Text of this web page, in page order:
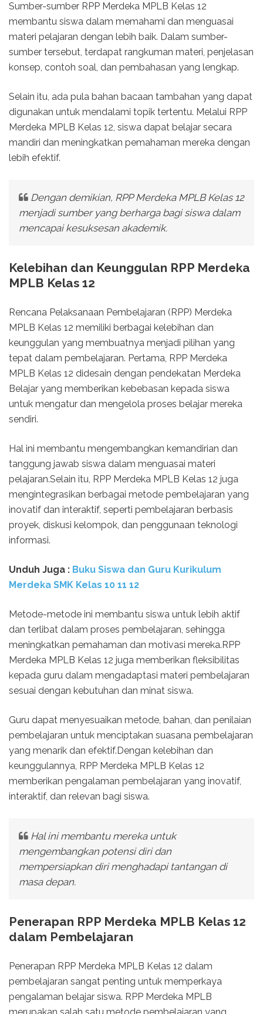
Sumber-sumber RPP Merdeka MPLB Kelas 12
membantu siswa dalam memahami dan menguasai
materi pelajaran dengan lebih baik. Dalam sumber-
sumber tersebut, terdapat rangkuman materi, penjelasan
konsep, contoh soal, dan pembahasan yang lengkap.
Selain itu, ada pula bahan bacaan tambahan yang dapat
digunakan untuk mendalami topik tertentu. Melalui RPP
Merdeka MPLB Kelas 12, siswa dapat belajar secara
mandiri dan meningkatkan pemahaman mereka dengan
lebih efektif.
Dengan demikian, RPP Merdeka MPLB Kelas 12
menjadi sumber yang berharga bagi siswa dalam
mencapai kesuksesan akademik.
Kelebihan dan Keunggulan RPP Merdeka
MPLB Kelas 12
Rencana Pelaksanaan Pembelajaran (RPP) Merdeka
MPLB Kelas 12 memiliki berbagai kelebihan dan
keunggulan yang membuatnya menjadi pilihan yang
tepat dalam pembelajaran. Pertama, RPP Merdeka
MPLB Kelas 12 didesain dengan pendekatan Merdeka
Belajar yang memberikan kebebasan kepada siswa
untuk mengatur dan mengelola proses belajar mereka
sendiri.
Hal ini membantu mengembangkan kemandirian dan
tanggung jawab siswa dalam menguasai materi
pelajaran.Selain itu, RPP Merdeka MPLB Kelas 12 juga
mengintegrasikan berbagai metode pembelajaran yang
inovatif dan interaktif, seperti pembelajaran berbasis
proyek, diskusi kelompok, dan penggunaan teknologi
informasi.
Unduh Juga : Buku Siswa dan Guru Kurikulum
Merdeka SMK Kelas 10 11 12
Metode-metode ini membantu siswa untuk lebih aktif
dan terlibat dalam proses pembelajaran, sehingga
meningkatkan pemahaman dan motivasi mereka.RPP
Merdeka MPLB Kelas 12 juga memberikan fleksibilitas
kepada guru dalam mengadaptasi materi pembelajaran
sesuai dengan kebutuhan dan minat siswa.
Guru dapat menyesuaikan metode, bahan, dan penilaian
pembelajaran untuk menciptakan suasana pembelajaran
yang menarik dan efektif.Dengan kelebihan dan
keunggulannya, RPP Merdeka MPLB Kelas 12
memberikan pengalaman pembelajaran yang inovatif,
interaktif, dan relevan bagi siswa.
Hal ini membantu mereka untuk
mengembangkan potensi diri dan
mempersiapkan diri menghadapi tantangan di
masa depan.
Penerapan RPP Merdeka MPLB Kelas 12
dalam Pembelajaran
Penerapan RPP Merdeka MPLB Kelas 12 dalam
pembelajaran sangat penting untuk memperkaya
pengalaman belajar siswa. RPP Merdeka MPLB